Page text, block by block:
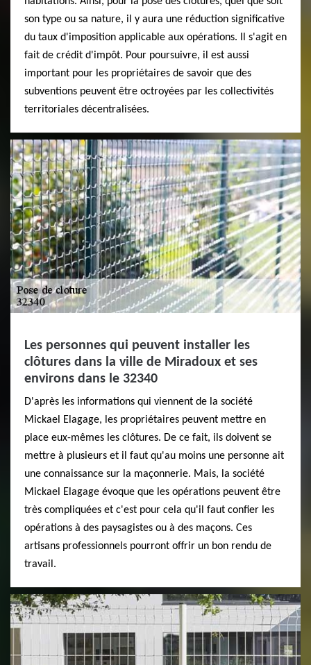
son type ou sa nature, il y aura une réduction significative
du taux d'imposition applicable aux opérations. Il s'agit en
fait de crédit d'impôt. Pour poursuivre, il est aussi
important pour les propriétaires de savoir que des
subventions peuvent être octroyées par les collectivités
territoriales décentralisées.
Les personnes qui peuvent installer les
clôtures dans la ville de Miradoux et ses
environs dans le 32340
D'après les informations qui viennent de la société
Mickael Elagage, les propriétaires peuvent mettre en
place eux-mêmes les clôtures. De ce fait, ils doivent se
mettre à plusieurs et il faut qu'au moins une personne ait
une connaissance sur la maçonnerie. Mais, la société
Mickael Elagage évoque que les opérations peuvent être
très compliquées et c'est pour cela qu'il faut confier les
opérations à des paysagistes ou à des maçons. Ces
artisans professionnels pourront offrir un bon rendu de
travail.